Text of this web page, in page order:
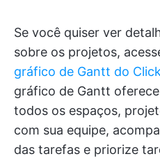
Se você quiser ver
sobre os projetos,
gráfico de Gantt do
gráfico de Gantt
todos os espaços,
com sua equipe,
das tarefas e priorize